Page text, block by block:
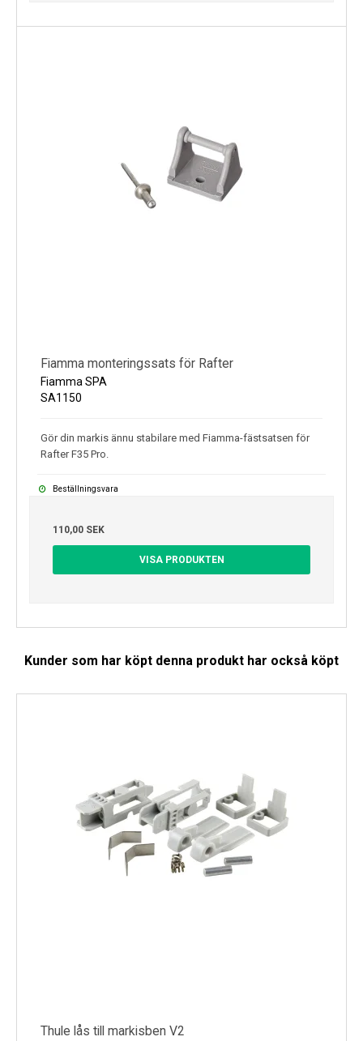
Fiamma monteringssats för Rafter
Fiamma SPA
SA1150
Gör din markis ännu stabilare med Fiamma-fästsatsen för
Rafter F35 Pro.
Beställningsvara
110,00 SEK
VISA PRODUKTEN
Kunder som har köpt denna produkt har också köpt
Thule lås till markisben V2